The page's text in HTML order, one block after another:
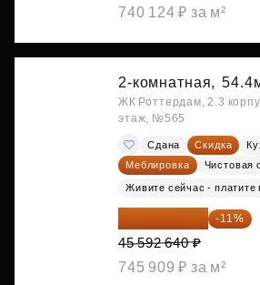
740 124 ₽ за м²
2-комнатная,
ЖК Роттердам, 2.3
этаж, №565
Сдана Скидка
Меблировка
Чистовая
Живите сейчас - платите
40 577 450 ₽ -11%
45 592 640 ₽
745 909 ₽ за м²